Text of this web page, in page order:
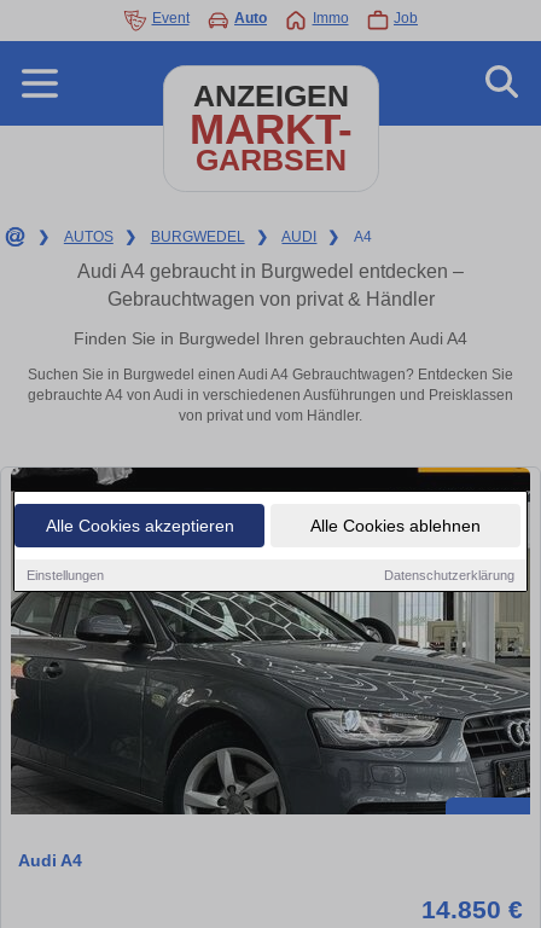
Alle Cookies akzeptieren Alle Cookies ablehnen
Einstellungen Datenschutzerklärung
Event Auto Immo Job
ANZEIGEN
MARKT-
GARBSEN
❯ AUTOS ❯ BURGWEDEL ❯ AUDI ❯ A4
Audi A4 gebraucht in Burgwedel entdecken –
Gebrauchtwagen von privat & Händler
Finden Sie in Burgwedel Ihren gebrauchten Audi A4
Suchen Sie in Burgwedel einen Audi A4 Gebrauchtwagen? Entdecken Sie
gebrauchte A4 von Audi in verschiedenen Ausführungen und Preisklassen
von privat und vom Händler.
Audi A4
14.850 €